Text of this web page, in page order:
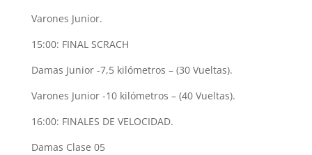
Varones Junior.
15:00: FINAL SCRACH
Damas Junior -7,5 kilómetros – (30 Vueltas).
Varones Junior -10 kilómetros – (40 Vueltas).
16:00: FINALES DE VELOCIDAD.
Damas Clase 05